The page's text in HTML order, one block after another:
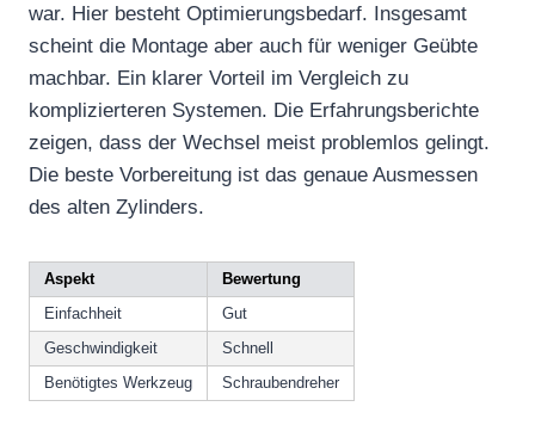
war. Hier besteht Optimierungsbedarf. Insgesamt
scheint die Montage aber auch für weniger Geübte
machbar. Ein klarer Vorteil im Vergleich zu
komplizierteren Systemen. Die Erfahrungsberichte
zeigen, dass der Wechsel meist problemlos gelingt.
Die beste Vorbereitung ist das genaue Ausmessen
des alten Zylinders.
Aspekt
Bewertung
Einfachheit
Gut
Geschwindigkeit
Schnell
Benötigtes Werkzeug
Schraubendreher